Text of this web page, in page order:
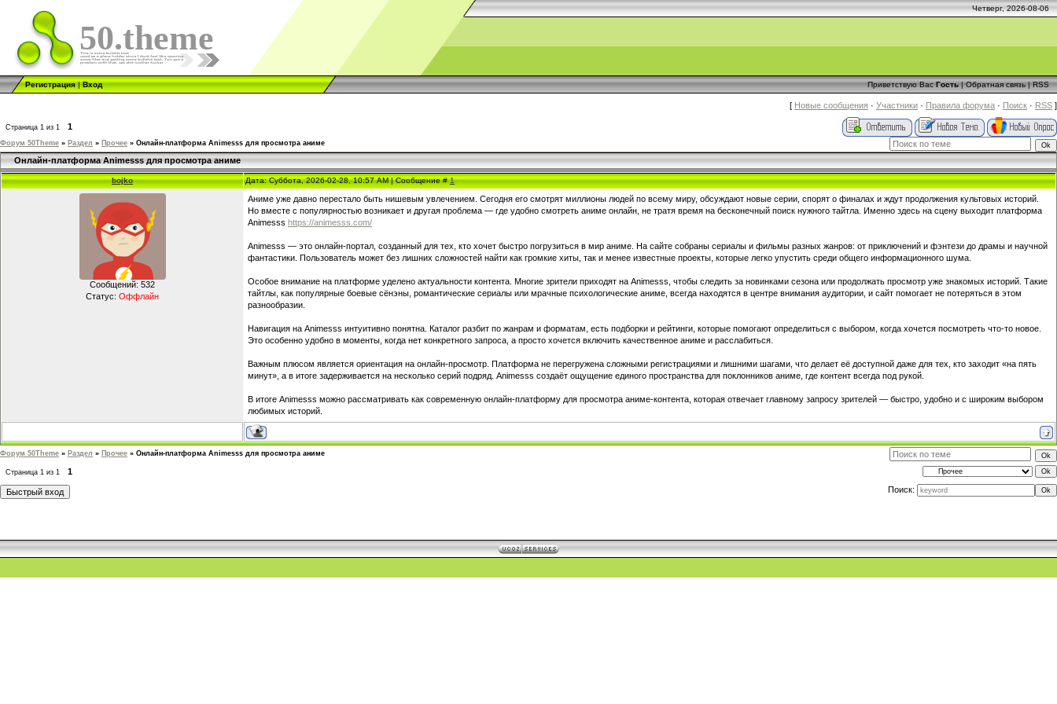
Четверг, 2026-08-06
50.theme
Регистрация|Вход Приветствую Вас Гость|Обратная связь|RSS
[ Новые сообщения · Участники · Правила форума · Поиск · RSS ]
Страница 1 из 1 1
Форум 50Theme » Раздел » Прочее » Онлайн-платформа Animesss для просмотра аниме
Онлайн-платформа Animesss для просмотра аниме
bojko Дата: Суббота, 2026-02-28, 10:57 AM | Сообщение #1
Сообщений: 532
Статус: Оффлайн
Аниме уже давно перестало быть нишевым увлечением. Сегодня его смотрят миллионы людей по всему миру, обсуждают новые серии, спорят о финалах и ждут продолжения культовых историй.
Но вместе с популярностью возникает и другая проблема — где удобно смотреть аниме онлайн, не тратя время на бесконечный поиск нужного тайтла. Именно здесь на сцену выходит платформа
Animesss https://animesss.com/
Animesss — это онлайн-портал, созданный для тех, кто хочет быстро погрузиться в мир аниме. На сайте собраны сериалы и фильмы разных жанров: от приключений и фэнтези до драмы и научной
фантастики. Пользователь может без лишних сложностей найти как громкие хиты, так и менее известные проекты, которые легко упустить среди общего информационного шума.
Особое внимание на платформе уделено актуальности контента. Многие зрители приходят на Animesss, чтобы следить за новинками сезона или продолжать просмотр уже знакомых историй. Такие
тайтлы, как популярные боевые сёнэны, романтические сериалы или мрачные психологические аниме, всегда находятся в центре внимания аудитории, и сайт помогает не потеряться в этом
разнообразии.
Навигация на Animesss интуитивно понятна. Каталог разбит по жанрам и форматам, есть подборки и рейтинги, которые помогают определиться с выбором, когда хочется посмотреть что-то новое.
Это особенно удобно в моменты, когда нет конкретного запроса, а просто хочется включить качественное аниме и расслабиться.
Важным плюсом является ориентация на онлайн-просмотр. Платформа не перегружена сложными регистрациями и лишними шагами, что делает её доступной даже для тех, кто заходит «на пять
минут», а в итоге задерживается на несколько серий подряд. Animesss создаёт ощущение единого пространства для поклонников аниме, где контент всегда под рукой.
В итоге Animesss можно рассматривать как современную онлайн-платформу для просмотра аниме-контента, которая отвечает главному запросу зрителей — быстро, удобно и с широким выбором
любимых историй.
Форум 50Theme » Раздел » Прочее » Онлайн-платформа Animesss для просмотра аниме
Страница 1 из 1
1
Поиск: